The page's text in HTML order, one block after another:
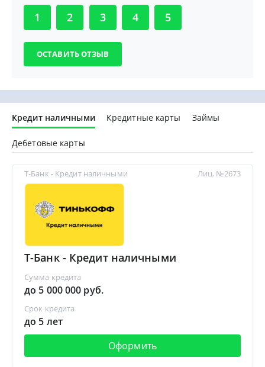
1 2 3 4 5
Кредит наличными Кредитные карты Займы
Дебетовые карты
Т-Банк - Кредит наличными
Т-Банк - Кредит наличными
Сумма кредита
до 5 000 000 руб.
Срок кредита
до 5 лет
Оформить
Лиц. №2673